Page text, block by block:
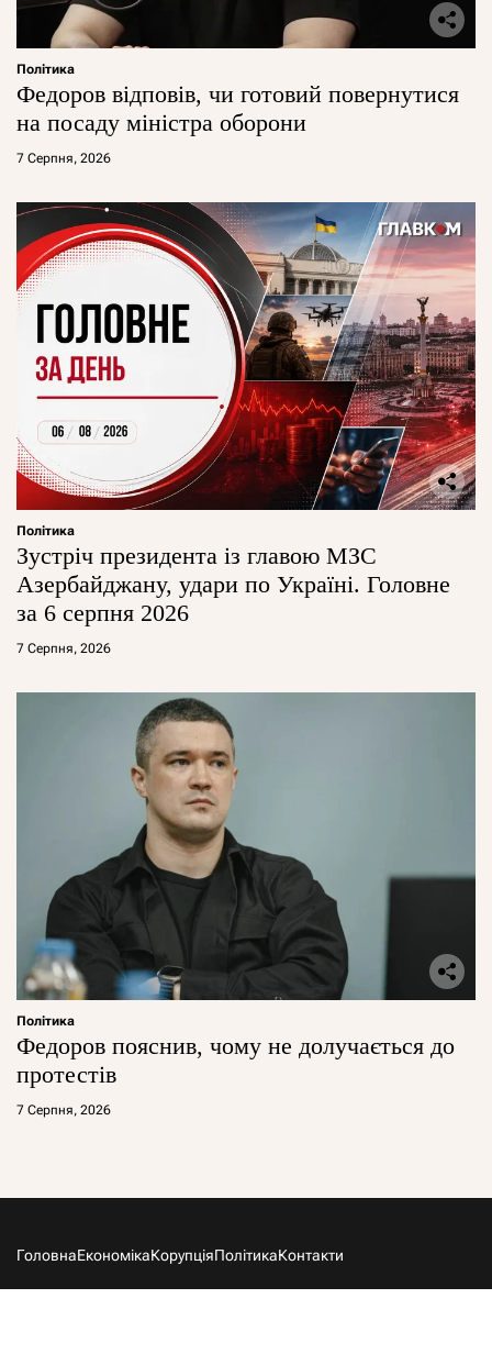
Політика
Федоров відповів, чи готовий повернутися
на посаду міністра оборони
7 Серпня, 2026
Політика
Зустріч президента із главою МЗС
Азербайджану, удари по Україні. Головне
за 6 серпня 2026
7 Серпня, 2026
Політика
Федоров пояснив, чому не долучається до
протестів
7 Серпня, 2026
ГоловнаЕкономікаКорупціяПолітикаКонтакти